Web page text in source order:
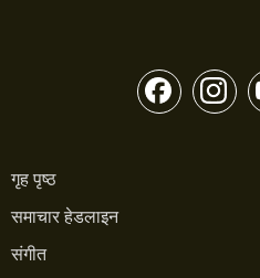
गृह पृष्ठ
समाचार हेडलाइन
संगीत